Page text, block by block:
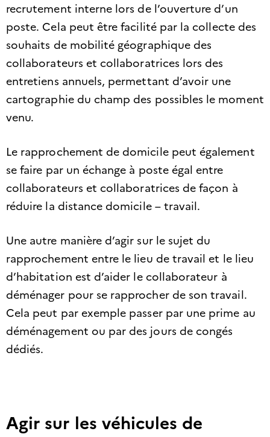
recrutement interne lors de l’ouverture d’un
poste. Cela peut être facilité par la collecte des
souhaits de mobilité géographique des
collaborateurs et collaboratrices lors des
entretiens annuels, permettant d’avoir une
cartographie du champ des possibles le moment
venu.
Le rapprochement de domicile peut également
se faire par un échange à poste égal entre
collaborateurs et collaboratrices de façon à
réduire la distance domicile – travail.
Une autre manière d’agir sur le sujet du
rapprochement entre le lieu de travail et le lieu
d’habitation est d’aider le collaborateur à
déménager pour se rapprocher de son travail.
Cela peut par exemple passer par une prime au
déménagement ou par des jours de congés
dédiés.
Agir sur les véhicules de